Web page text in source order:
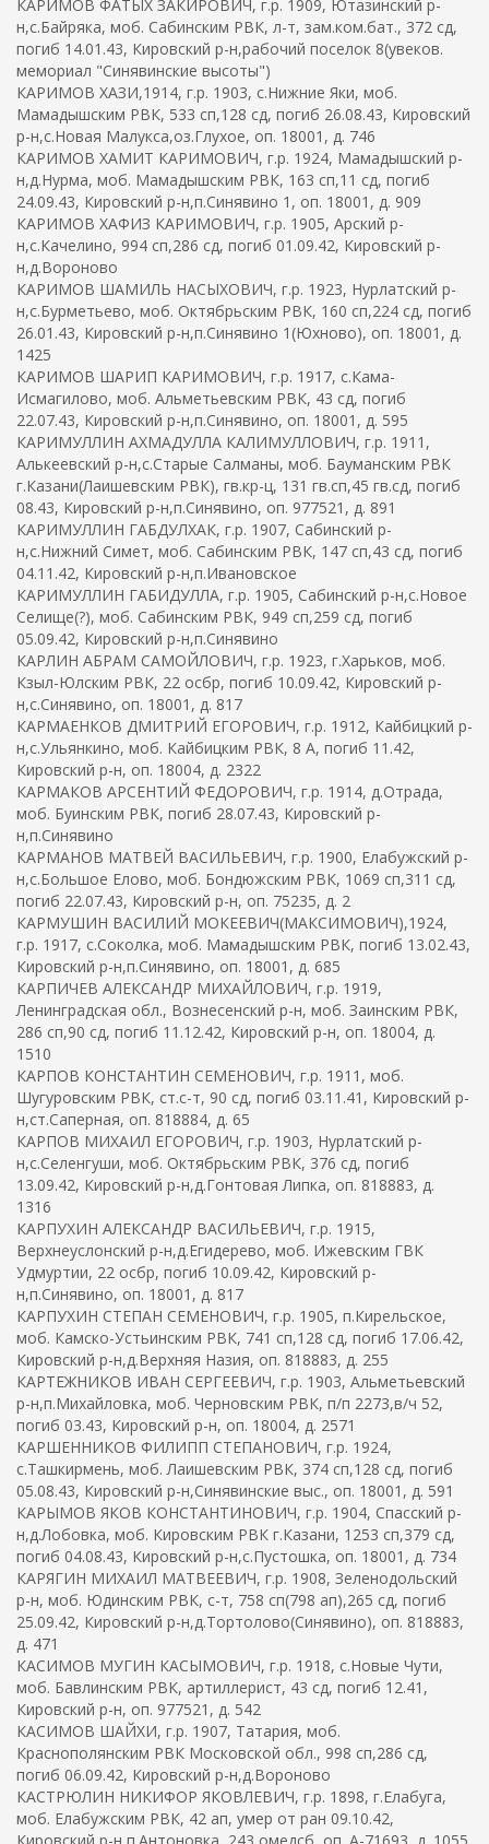
КАРИМОВ ФАТЫХ ЗАКИРОВИЧ, г.р. 1909, Ютазинский р-
н,с.Байряка, моб. Сабинским РВК, л-т, зам.ком.бат., 372 сд,
погиб 14.01.43, Кировский р-н,рабочий поселок 8(увеков.
мемориал "Синявинские высоты")
КАРИМОВ ХАЗИ,1914, г.р. 1903, с.Нижние Яки, моб.
Мамадышским РВК, 533 сп,128 сд, погиб 26.08.43, Кировский
р-н,с.Новая Малукса,оз.Глухое, оп. 18001, д. 746
КАРИМОВ ХАМИТ КАРИМОВИЧ, г.р. 1924, Мамадышский р-
н,д.Нурма, моб. Мамадышским РВК, 163 сп,11 сд, погиб
24.09.43, Кировский р-н,п.Синявино 1, оп. 18001, д. 909
КАРИМОВ ХАФИЗ КАРИМОВИЧ, г.р. 1905, Арский р-
н,с.Качелино, 994 сп,286 сд, погиб 01.09.42, Кировский р-
н,д.Вороново
КАРИМОВ ШАМИЛЬ НАСЫХОВИЧ, г.р. 1923, Нурлатский р-
н,с.Бурметьево, моб. Октябрьским РВК, 160 сп,224 сд, погиб
26.01.43, Кировский р-н,п.Синявино 1(Юхново), оп. 18001, д.
1425
КАРИМОВ ШАРИП КАРИМОВИЧ, г.р. 1917, с.Кама-
Исмагилово, моб. Альметьевским РВК, 43 сд, погиб
22.07.43, Кировский р-н,п.Синявино, оп. 18001, д. 595
КАРИМУЛЛИН АХМАДУЛЛА КАЛИМУЛЛОВИЧ, г.р. 1911,
Алькеевский р-н,с.Старые Салманы, моб. Бауманским РВК
г.Казани(Лаишевским РВК), гв.кр-ц, 131 гв.сп,45 гв.сд, погиб
08.43, Кировский р-н,п.Синявино, оп. 977521, д. 891
КАРИМУЛЛИН ГАБДУЛХАК, г.р. 1907, Сабинский р-
н,с.Нижний Симет, моб. Сабинским РВК, 147 сп,43 сд, погиб
04.11.42, Кировский р-н,п.Ивановское
КАРИМУЛЛИН ГАБИДУЛЛА, г.р. 1905, Сабинский р-н,с.Новое
Селище(?), моб. Сабинским РВК, 949 сп,259 сд, погиб
05.09.42, Кировский р-н,п.Синявино
КАРЛИН АБРАМ САМОЙЛОВИЧ, г.р. 1923, г.Харьков, моб.
Кзыл-Юлским РВК, 22 осбр, погиб 10.09.42, Кировский р-
н,с.Синявино, оп. 18001, д. 817
КАРМАЕНКОВ ДМИТРИЙ ЕГОРОВИЧ, г.р. 1912, Кайбицкий р-
н,с.Ульянкино, моб. Кайбицким РВК, 8 А, погиб 11.42,
Кировский р-н, оп. 18004, д. 2322
КАРМАКОВ АРСЕНТИЙ ФЕДОРОВИЧ, г.р. 1914, д.Отрада,
моб. Буинским РВК, погиб 28.07.43, Кировский р-
н,п.Синявино
КАРМАНОВ МАТВЕЙ ВАСИЛЬЕВИЧ, г.р. 1900, Елабужский р-
н,с.Большое Елово, моб. Бондюжским РВК, 1069 сп,311 сд,
погиб 22.07.43, Кировский р-н, оп. 75235, д. 2
КАРМУШИН ВАСИЛИЙ МОКЕЕВИЧ(МАКСИМОВИЧ),1924,
г.р. 1917, с.Соколка, моб. Мамадышским РВК, погиб 13.02.43,
Кировский р-н,п.Синявино, оп. 18001, д. 685
КАРПИЧЕВ АЛЕКСАНДР МИХАЙЛОВИЧ, г.р. 1919,
Ленинградская обл., Вознесенский р-н, моб. Заинским РВК,
286 сп,90 сд, погиб 11.12.42, Кировский р-н, оп. 18004, д.
1510
КАРПОВ КОНСТАНТИН СЕМЕНОВИЧ, г.р. 1911, моб.
Шугуровским РВК, ст.с-т, 90 сд, погиб 03.11.41, Кировский р-
н,ст.Саперная, оп. 818884, д. 65
КАРПОВ МИХАИЛ ЕГОРОВИЧ, г.р. 1903, Нурлатский р-
н,с.Селенгуши, моб. Октябрьским РВК, 376 сд, погиб
13.09.42, Кировский р-н,д.Гонтовая Липка, оп. 818883, д.
1316
КАРПУХИН АЛЕКСАНДР ВАСИЛЬЕВИЧ, г.р. 1915,
Верхнеуслонский р-н,д.Егидерево, моб. Ижевским ГВК
Удмуртии, 22 осбр, погиб 10.09.42, Кировский р-
н,п.Синявино, оп. 18001, д. 817
КАРПУХИН СТЕПАН СЕМЕНОВИЧ, г.р. 1905, п.Кирельское,
моб. Камско-Устьинским РВК, 741 сп,128 сд, погиб 17.06.42,
Кировский р-н,д.Верхняя Назия, оп. 818883, д. 255
КАРТЕЖНИКОВ ИВАН СЕРГЕЕВИЧ, г.р. 1903, Альметьевский
р-н,п.Михайловка, моб. Черновским РВК, п/п 2273,в/ч 52,
погиб 03.43, Кировский р-н, оп. 18004, д. 2571
КАРШЕННИКОВ ФИЛИПП СТЕПАНОВИЧ, г.р. 1924,
с.Ташкирмень, моб. Лаишевским РВК, 374 сп,128 сд, погиб
05.08.43, Кировский р-н,Синявинские выс., оп. 18001, д. 591
КАРЫМОВ ЯКОВ КОНСТАНТИНОВИЧ, г.р. 1904, Спасский р-
н,д.Лобовка, моб. Кировским РВК г.Казани, 1253 сп,379 сд,
погиб 04.08.43, Кировский р-н,с.Пустошка, оп. 18001, д. 734
КАРЯГИН МИХАИЛ МАТВЕЕВИЧ, г.р. 1908, Зеленодольский
р-н, моб. Юдинским РВК, с-т, 758 сп(798 ап),265 сд, погиб
25.09.42, Кировский р-н,д.Тортолово(Синявино), оп. 818883,
д. 471
КАСИМОВ МУГИН КАСЫМОВИЧ, г.р. 1918, с.Новые Чути,
моб. Бавлинским РВК, артиллерист, 43 сд, погиб 12.41,
Кировский р-н, оп. 977521, д. 542
КАСИМОВ ШАЙХИ, г.р. 1907, Татария, моб.
Краснополянским РВК Московской обл., 998 сп,286 сд,
погиб 06.09.42, Кировский р-н,д.Вороново
КАСТРЮЛИН НИКИФОР ЯКОВЛЕВИЧ, г.р. 1898, г.Елабуга,
моб. Елабужским РВК, 42 ап, умер от ран 09.10.42,